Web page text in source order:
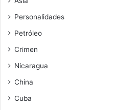
Personalidades
Petróleo
Crimen
Nicaragua
China
Cuba